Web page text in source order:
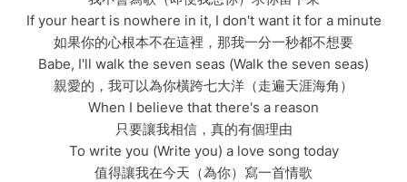
If your heart is nowhere in it, I don't want it for a minute
如果你的心根本不在這裡，那我一分一秒都不想要
Babe, I'll walk the seven seas (Walk the seven seas)
親愛的，我可以為你橫跨七大洋（走遍天涯海角）
When I believe that there's a reason
只要讓我相信，真的有個理由
To write you (Write you) a love song today
值得讓我在今天（為你）寫一首情歌